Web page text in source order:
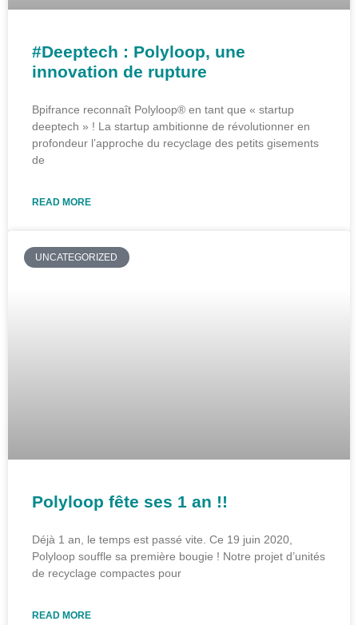
#Deeptech : Polyloop, une
innovation de rupture
Bpifrance reconnaît Polyloop® en tant que « startup
deeptech » ! La startup ambitionne de révolutionner en
profondeur l’approche du recyclage des petits gisements
de
READ MORE
UNCATEGORIZED
Polyloop fête ses 1 an !!
Déjà 1 an, le temps est passé vite. Ce 19 juin 2020,
Polyloop souffle sa première bougie ! Notre projet d’unités
de recyclage compactes pour
READ MORE